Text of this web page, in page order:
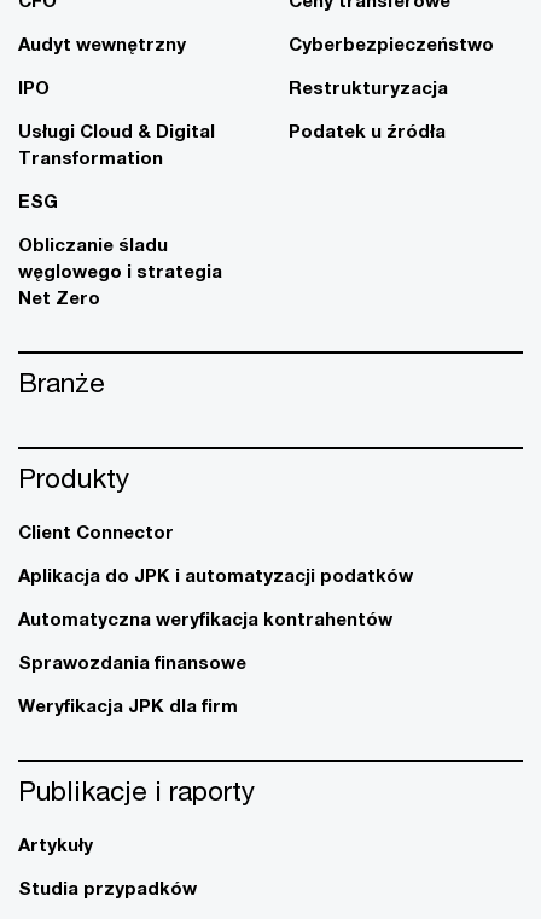
Audyt wewnętrzny
IPO
Usługi Cloud & Digital
Transformation
ESG
Obliczanie śladu
węglowego i strategia
Net Zero
Cyberbezpieczeństwo
Restrukturyzacja
Podatek u źródła
Branże
Produkty
Client Connector
Aplikacja do JPK i automatyzacji podatków
Automatyczna weryfikacja kontrahentów
Sprawozdania finansowe
Weryfikacja JPK dla firm
Publikacje i raporty
Artykuły
Studia przypadków